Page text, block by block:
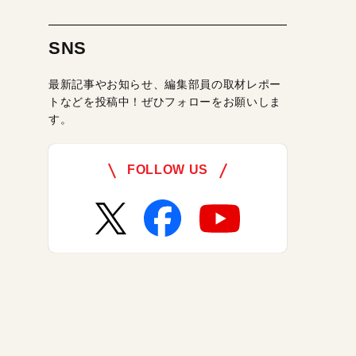
SNS
最新記事やお知らせ、編集部員の取材レポー
トなどを投稿中！ぜひフォローをお願いしま
す。
FOLLOW US